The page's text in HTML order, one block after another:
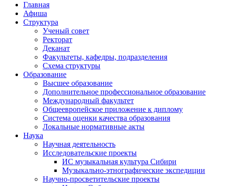
Новосибирская государственная консерватория
Новосибирская государственная консерватория
году распоряжением совмина РСФСР и указом
заведением в Сибири[2] и до сих пор остаётся
Глинки.
Главная
Афиша
Структура
Ученый совет
Ректорат
Деканат
Факультеты, кафедры, подразделения
Схема структуры
Образование
Высшее образование
Дополнительное профессиональное образование
Международный факультет
Общеевропейское приложение к диплому
Система оценки качества образования
Локальные нормативные акты
Наука
Научная деятельность
Исследовательские проекты
ИС музыкальная культура Сибири
Музыкально-этнографические экспедиции
Научно-просветительские проекты